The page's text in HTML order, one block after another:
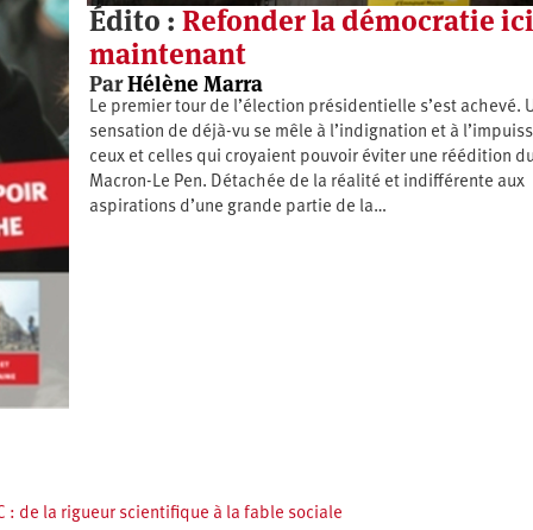
Édito : Refonder la démocratie
maintenant
ParHélène Marra
Le premier tour de l’élection présidentielle s’est achevé.
sensation de déjà-vu se mêle à l’indignation et à
ceux et celles qui croyaient pouvoir éviter une réédition
Macron-Le Pen. Détachée de la réalité et indifférente aux
aspirations d’une grande partie de la…
: de la rigueur scientifique à la fable sociale